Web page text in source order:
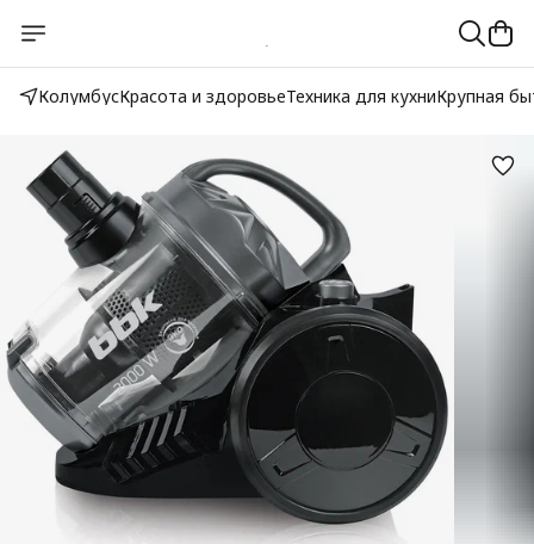
КолумбусКрасота и здоровьеТехника для кухниКрупная